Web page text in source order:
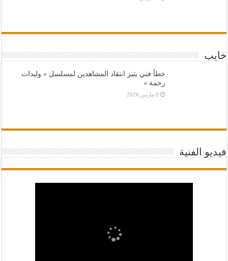
خايب
خطأ فني يثير انتقاد المشاهدين لمسلسل « وليدات
رحمة »
8 مارس,2026
فيديو الفنية